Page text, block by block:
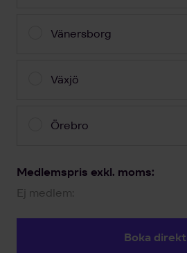
Vänersborg
Växjö
Örebro
Medlemspris exkl. moms:
Ej medlem:
Boka direkt